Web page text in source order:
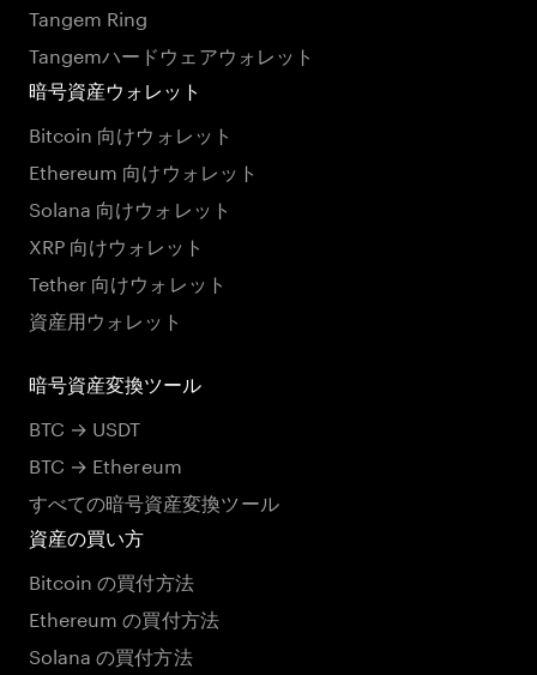
Tangem Ring
Tangemハードウェアウォレット
暗号資産ウォレット
Bitcoin 向けウォレット
Ethereum 向けウォレット
Solana 向けウォレット
XRP 向けウォレット
Tether 向けウォレット
資産用ウォレット
暗号資産変換ツール
BTC → USDT
BTC → Ethereum
すべての暗号資産変換ツール
資産の買い方
Bitcoin の買付方法
Ethereum の買付方法
Solana の買付方法